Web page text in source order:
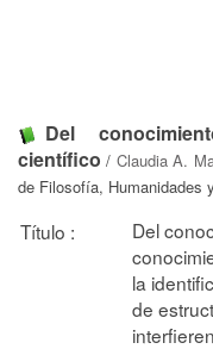
Del
científico / Claudia A.
de Filosofía, Humanidades
Título :
Del
la
de